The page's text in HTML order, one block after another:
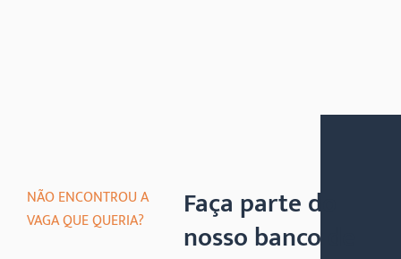
NÃO ENCONTROU A
VAGA QUE QUERIA?
Faça parte do
nosso banco de